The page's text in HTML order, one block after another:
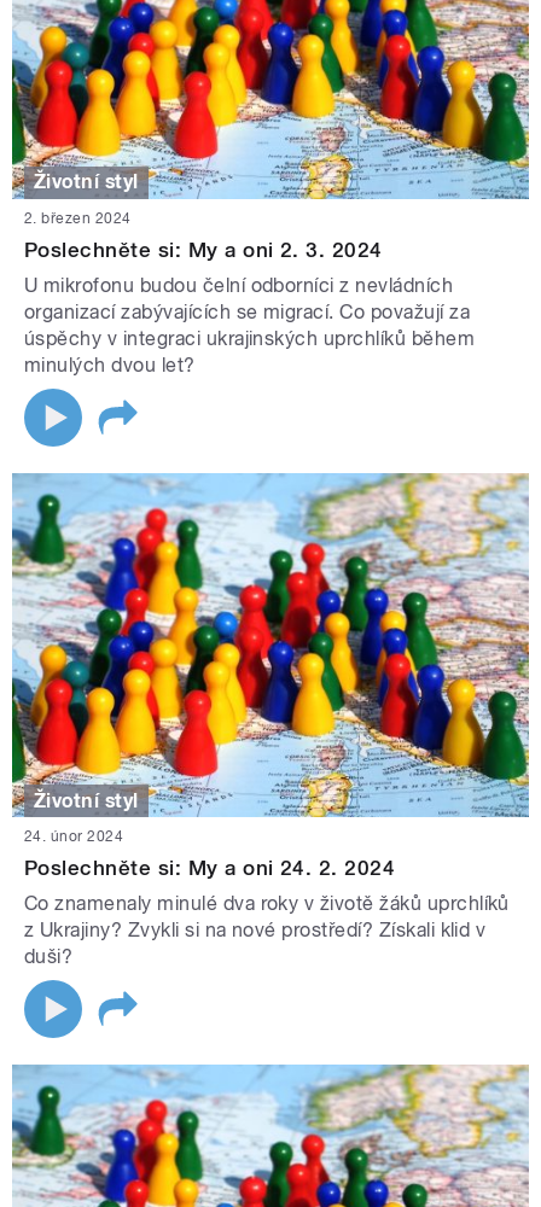
Životní styl
2. březen 2024
Poslechněte si: My a oni 2. 3. 2024
U mikrofonu budou čelní odborníci z nevládních
organizací zabývajících se migrací. Co považují za
úspěchy v integraci ukrajinských uprchlíků během
minulých dvou let?
Životní styl
24. únor 2024
Poslechněte si: My a oni 24. 2. 2024
Co znamenaly minulé dva roky v životě žáků uprchlíků
z Ukrajiny? Zvykli si na nové prostředí? Získali klid v
duši?